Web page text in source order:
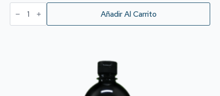
Salsa
Tipo Añadir Al Carrito